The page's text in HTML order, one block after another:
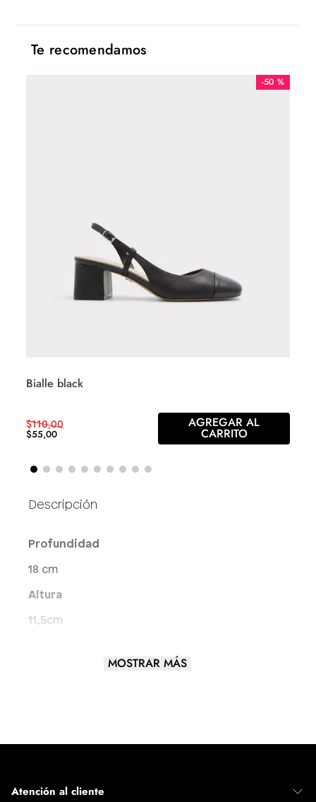
Te recomendamos
-50 %
Bialle black
$110,00
$55,00
AGREGAR AL
CARRITO
Profundidad
18 cm
Altura
11,5cm
Tamaño del Bolso
MOSTRAR MÁS
Atención al cliente